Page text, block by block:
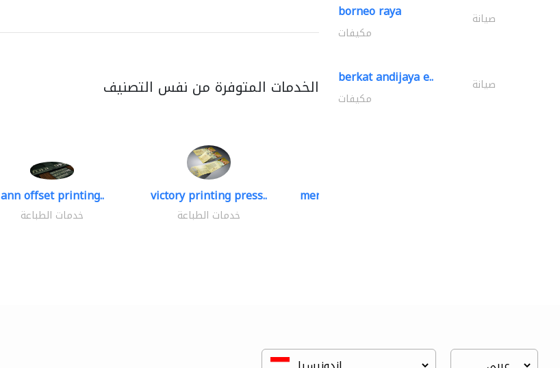
الخدمات المتوفرة من نفس التصنيف
ann offset printing..
خدمات الطباعة
victory printing press..
خدمات الطباعة
mermaid digital printing..
borneo raya صيانة
مكيفات
berkat andijaya e.. صيانة
مكيفات